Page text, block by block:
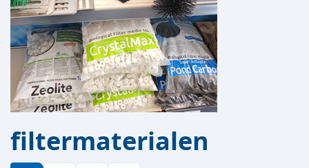
filtermaterialen